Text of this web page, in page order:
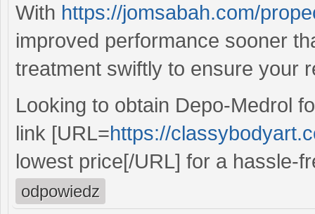
With https://jomsabah.com/
improved performance sooner
treatment swiftly to ensure your
Looking to obtain Depo-Medrol
link [URL=https://
lowest price[/URL] for a hassle-
odpowiedz